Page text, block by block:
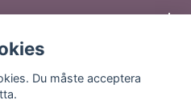
Du måste acceptera